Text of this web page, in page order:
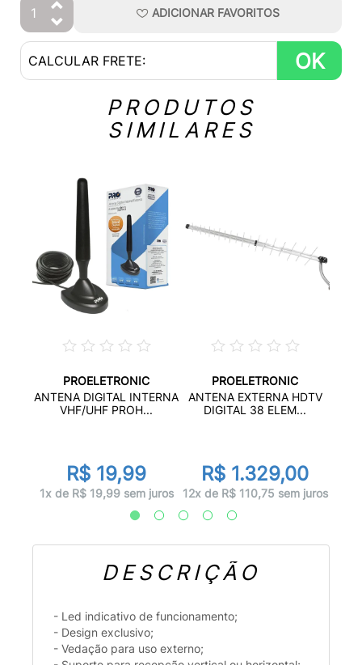
ADICIONAR FAVORITOS
OK
PRODUTOS
SIMILARES
PROELETRONIC
ANTENA DIGITAL INTERNA
VHF/UHF PROH...
R$ 19,99
1x de R$ 19,99 sem juros
PROELETRONIC
ANTENA EXTERNA HDTV
DIGITAL 38 ELEM...
R$ 1.329,00
12x de R$ 110,75 sem juros
DESCRIÇÃO
- Led indicativo de funcionamento;
- Design exclusivo;
- Vedação para uso externo;